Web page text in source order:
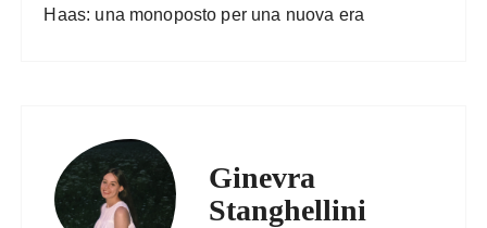
Haas: una monoposto per una nuova era
Ginevra
Stanghellini